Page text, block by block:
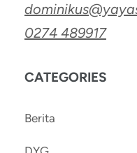
0274 489917
CATEGORIES
Berita